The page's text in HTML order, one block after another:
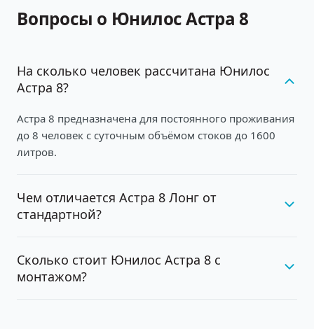
Вопросы о Юнилос Астра 8
На сколько человек рассчитана Юнилос
Астра 8?
Астра 8 предназначена для постоянного проживания
до 8 человек с суточным объёмом стоков до 1600
литров.
Чем отличается Астра 8 Лонг от
стандартной?
Сколько стоит Юнилос Астра 8 с
монтажом?